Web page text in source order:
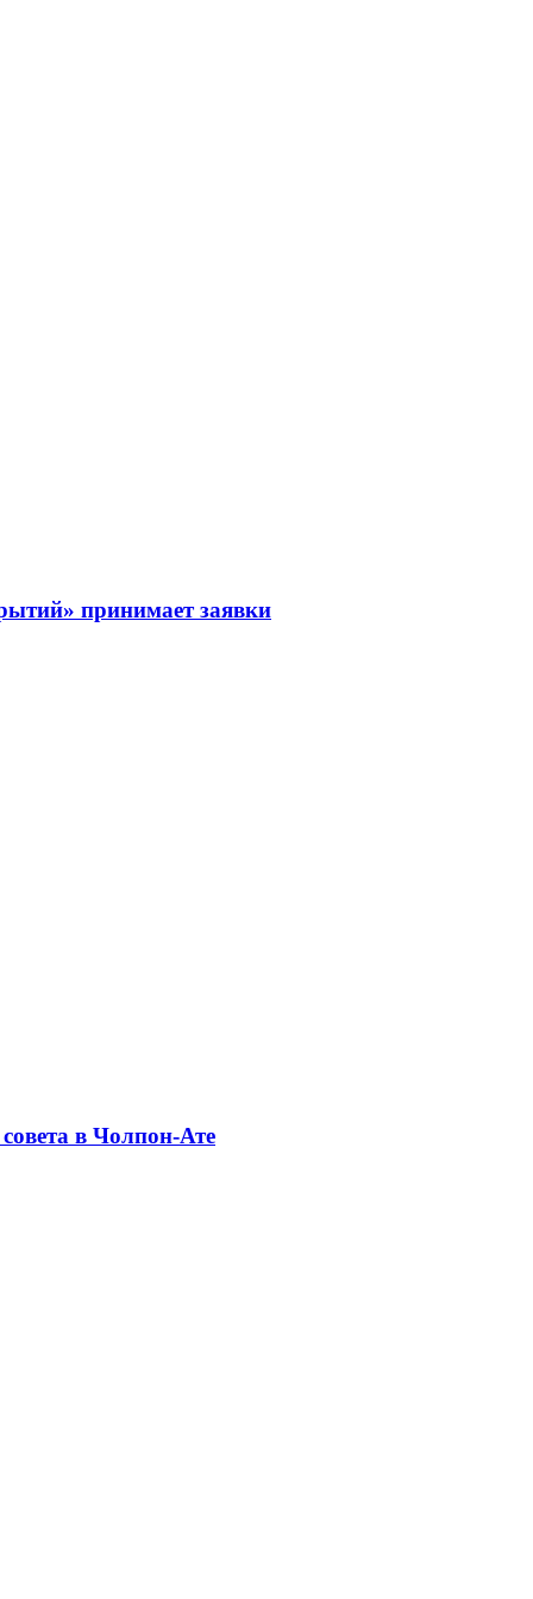
принимает заявки
в Чолпон-Ате